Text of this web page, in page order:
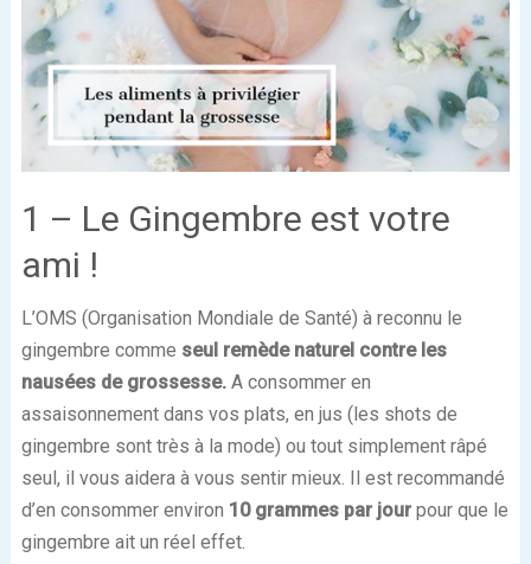
1 – Le Gingembre est votre
ami !
L’OMS (Organisation Mondiale de Santé) à reconnu le
gingembre comme seul remède naturel contre les
nausées de grossesse.A consommer en
assaisonnement dans vos plats, en jus (les shots de
gingembre sont très à la mode) ou tout simplement râpé
seul, il vous aidera à vous sentir mieux. Il est recommandé
d’en consommer environ 10 grammes par jourpour que le
gingembre ait un réel effet.